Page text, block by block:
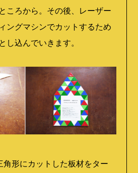
ころから。その後、レーザー
ングマシンでカットするため
し込んでいきます。
形にカットした板材をター